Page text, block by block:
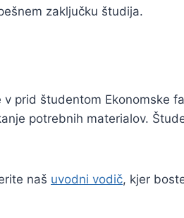
zaključku študija.
prid študentom Ekonomske
potrebnih materialov.
naš uvodni vodič, kjer